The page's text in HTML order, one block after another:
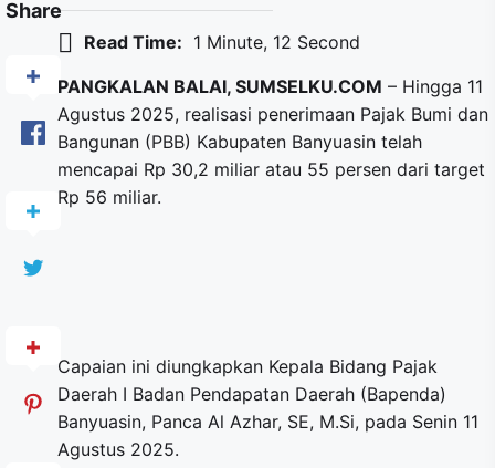
Share
Read Time: 1 Minute, 12 Second
PANGKALAN BALAI, SUMSELKU.COM – Hingga 11
Agustus 2025, realisasi penerimaan Pajak Bumi dan
Bangunan (PBB) Kabupaten Banyuasin telah
mencapai Rp 30,2 miliar atau 55 persen dari target
Rp 56 miliar.
Capaian ini diungkapkan Kepala Bidang Pajak
Daerah I Badan Pendapatan Daerah (Bapenda)
Banyuasin, Panca Al Azhar, SE, M.Si, pada Senin 11
Agustus 2025.